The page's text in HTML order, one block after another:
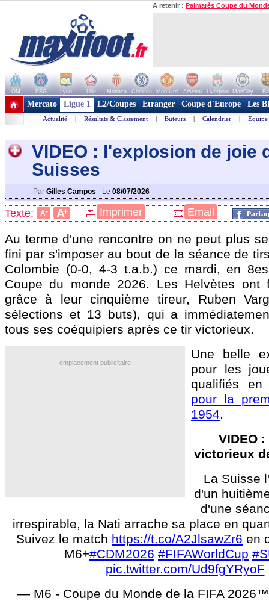
A retenir : Palmarès Coupe du
OM PSG Lyon Lille Monaco Chelsea Man Utd Arsenal Liverpool ManCity
+ de clubs
Mercato Ligue 1 L2/Coupes Etranger Coupe d'Europe Les
Actualité | Résultats & Classement | Buteurs | Calendrier | Equipe
VIDEO : l'explosion de joie
Suisses
Par Gilles Campos - Le 08/07/2026
Texte: A- A+ Imprimer Email
Au terme d'une rencontre on ne peut plus
fini par s'imposer au bout de la séance de
Colombie (0-0, 4-3 t.a.b.) ce mardi, en
Coupe du monde 2026. Les Helvètes ont
grâce à leur cinquième tireur, Ruben
sélections et 13 buts), qui a
tous ses coéquipiers après ce tir victorieux.
emplacement publicitaire
Une belle
pour les
qualifiés
pour la
1954.
VIDEO
victorieux
La Suisse
d'un
d'une
irrespirable, la Nati arrache sa place en
Suivez le match https://t.co/A2JlsawZr6 en
M6+#CDM2026 #FIFAWorldCup
pic.twitter.com/Ud9fgYRyoF
— M6 - Coupe du Monde de la FIFA